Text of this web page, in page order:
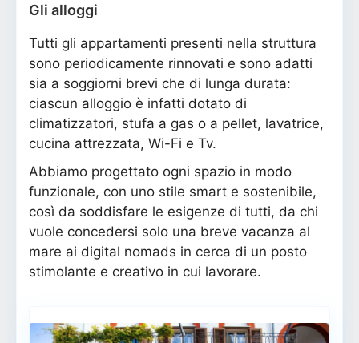
Gli alloggi
Tutti gli appartamenti presenti nella struttura
sono periodicamente rinnovati e sono adatti
sia a soggiorni brevi che di lunga durata:
ciascun alloggio è infatti dotato di
climatizzatori, stufa a gas o a pellet, lavatrice,
cucina attrezzata, Wi-Fi e Tv.
Abbiamo progettato ogni spazio in modo
funzionale, con uno stile smart e sostenibile,
così da soddisfare le esigenze di tutti, da chi
vuole concedersi solo una breve vacanza al
mare ai digital nomads in cerca di un posto
stimolante e creativo in cui lavorare.